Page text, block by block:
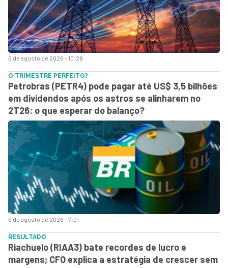
6 de agosto de 2026 - 10:28
6 de agosto de 2026 - 7:01
O TRIMESTRE PERFEITO?
Petrobras (PETR4) pode pagar até US$ 3,5 bilhões
em dividendos após os astros se alinharem no
2T26: o que esperar do balanço?
RESULTADO
Riachuelo (RIAA3) bate recordes de lucro e
margens; CFO explica a estratégia de crescer sem